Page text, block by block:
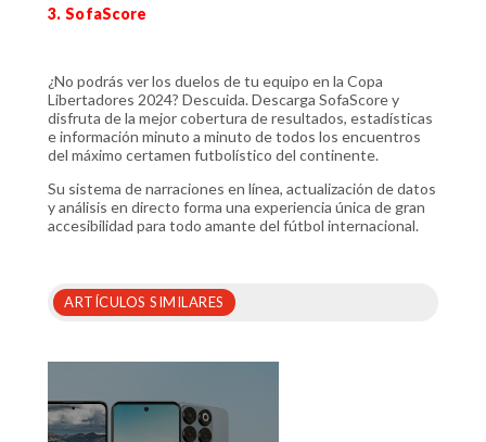
3. SofaScore
¿No podrás ver los duelos de tu equipo en la Copa
Libertadores 2024? Descuida. Descarga SofaScore y
disfruta de la mejor cobertura de resultados, estadísticas
e información minuto a minuto de todos los encuentros
del máximo certamen futbolístico del continente.
Su sistema de narraciones en línea, actualización de datos
y análisis en directo forma una experiencia única de gran
accesibilidad para todo amante del fútbol internacional.
ARTÍCULOS SIMILARES